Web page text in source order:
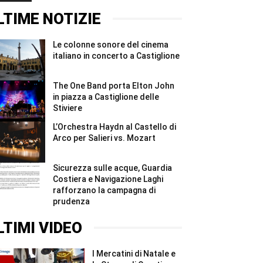
sospensione
#Shorts
prenotazioni
in
#Shorts
serate
tra
e
spettacolo
con
Notti
Magiche
#Shorts
NOTIZIE
Le colonne sonore del cinema
italiano in concerto a Castiglione
The One Band porta Elton John
in piazza a Castiglione delle
Stiviere
L’Orchestra Haydn al Castello di
Arco per Salieri vs. Mozart
Sicurezza sulle acque, Guardia
Costiera e Navigazione Laghi
rafforzano la campagna di
prudenza
VIDEO
I Mercatini di Natale e